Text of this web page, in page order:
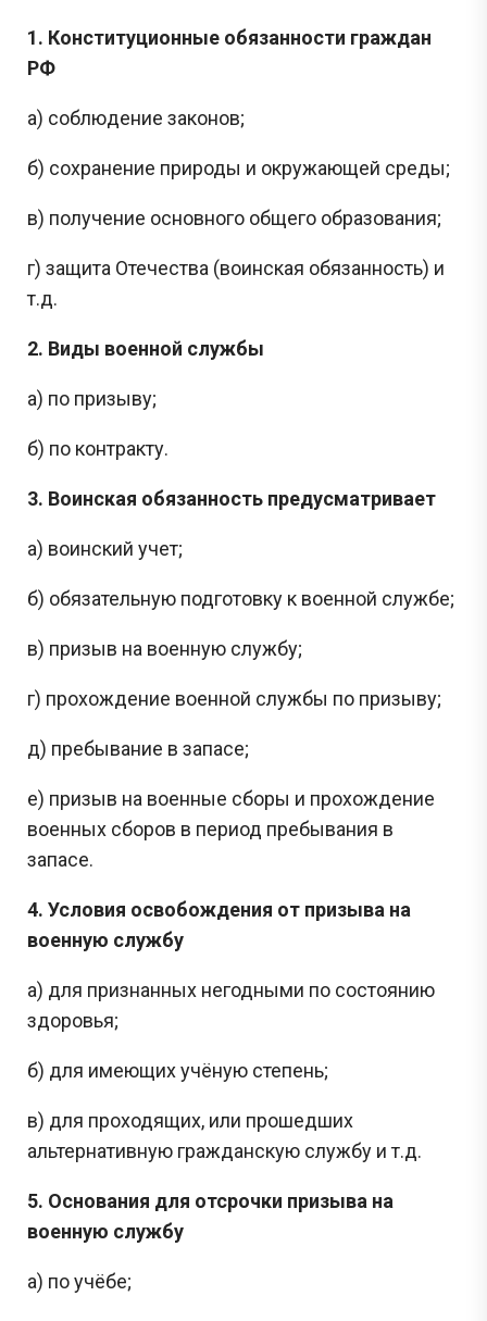
1. Конституционные обязанности граждан
РФ
а) соблюдение законов;
б) сохранение природы и окружающей среды;
в) получение основного общего образования;
г) защита Отечества (воинская обязанность) и
т.д.
2. Виды военной службы
а) по призыву;
б) по контракту.
3. Воинская обязанность предусматривает
а) воинский учет;
б) обязательную подготовку к военной службе;
в) призыв на военную службу;
г) прохождение военной службы по призыву;
д) пребывание в запасе;
е) призыв на военные сборы и прохождение
военных сборов в период пребывания в
запасе.
4. Условия освобождения от призыва на
военную службу
а) для признанных негодными по состоянию
здоровья;
б) для имеющих учёную степень;
в) для проходящих, или прошедших
альтернативную гражданскую службу и т.д.
5. Основания для отсрочки призыва на
военную службу
а) по учёбе;